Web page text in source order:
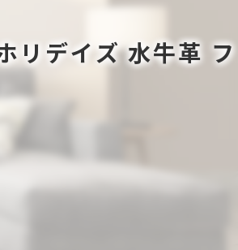
リデイズ 水牛革 フ